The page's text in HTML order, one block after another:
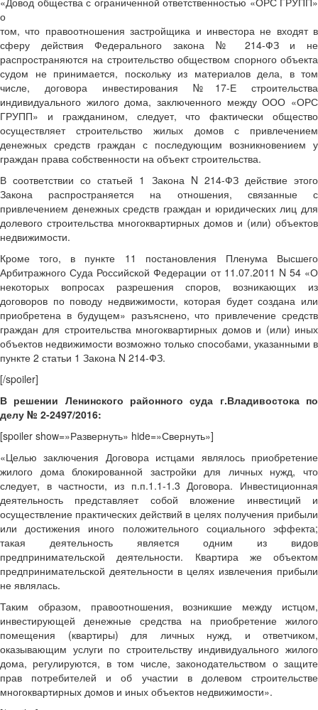
о
том, что правоотношения застройщика и инвестора не входят в
сферу действия Федерального закона № 214-ФЗ и не
распространяются на строительство обществом спорного объекта
судом не принимается, поскольку из материалов дела, в том
числе, договора инвестирования №17-Е строительства
индивидуального жилого дома, заключенного между ООО «ОРС
ГРУПП» и гражданином, следует, что фактически общество
осуществляет строительство жилых домов с привлечением
денежных средств граждан с последующим возникновением у
граждан права собственности на объект строительства.
В соответствии со статьей 1 Закона N 214-ФЗ действие этого
Закона распространяется на отношения, связанные с
привлечением денежных средств граждан и юридических лиц для
долевого строительства многоквартирных домов и (или) объектов
недвижимости.
Кроме того, в пункте 11 постановления Пленума Высшего
Арбитражного Суда Российской Федерации от 11.07.2011 N 54 «О
некоторых вопросах разрешения споров, возникающих из
договоров по поводу недвижимости, которая будет создана или
приобретена в будущем» разъяснено, что привлечение средств
граждан для строительства многоквартирных домов и (или) иных
объектов недвижимости возможно только способами, указанными в
пункте 2 статьи 1 Закона N 214-ФЗ.
[/spoiler]
В решении Ленинского районного суда г.Владивостока по
делу № 2-2497/2016:
[spoiler show=»Развернуть» hide=»Свернуть»]
«Целью заключения Договора истцами являлось приобретение
жилого дома блокированной застройки для личных нужд, что
следует, в частности, из п.п.1.1-1.3 Договора. Инвестиционная
деятельность представляет собой вложение инвестиций и
осуществление практических действий в целях получения прибыли
или достижения иного положительного социального эффекта;
такая деятельность является одним из видов
предпринимательской деятельности. Квартира же объектом
предпринимательской деятельности в целях извлечения прибыли
не являлась.
Таким образом, правоотношения, возникшие между истцом,
инвестирующей денежные средства на приобретение жилого
помещения (квартиры) для личных нужд, и ответчиком,
оказывающим услуги по строительству индивидуального жилого
дома, регулируются, в том числе, законодательством о защите
прав потребителей и об участии в долевом строительстве
многоквартирных домов и иных объектов недвижимости».